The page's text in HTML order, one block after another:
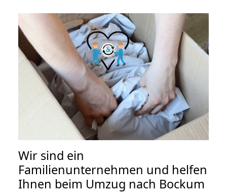
Wir sind ein
Familienunternehmen und helfen
Ihnen beim Umzug nach Bockum